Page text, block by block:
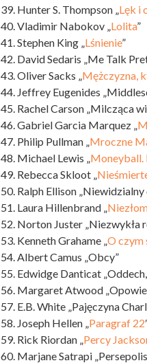
39. Hunter S. Thompson „Lęk i
40. Vladimir Nabokov „Lolita”
41. Stephen King „Lśnienie”
42. David Sedaris „Me Talk
43. Oliver Sacks „Mężczyzna,
44. Jeffrey Eugenides
45. Rachel Carson „Milcząca
46. Gabriel Garcia Marquez „
47. Philip Pullman „Mroczne
48. Michael Lewis „Moneyball.
49. Rebecca Skloot „
50. Ralph Ellison „Niewidzialny
51. Laura Hillenbrand „
52. Norton Juster „Niezwykła
53. Kenneth Grahame „O czym
54. Albert Camus „Obcy”
55. Edwidge Danticat
56. Margaret Atwood
57. E.B. White „Pajęczyna
58. Joseph Hellen „Paragraf 22
59. Rick Riordan „Percy
60. Marjane Satrapi